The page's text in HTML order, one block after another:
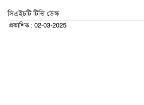
সিএইচটি টিভি ডেস্ক
প্রকাশিত : 02-03-2025